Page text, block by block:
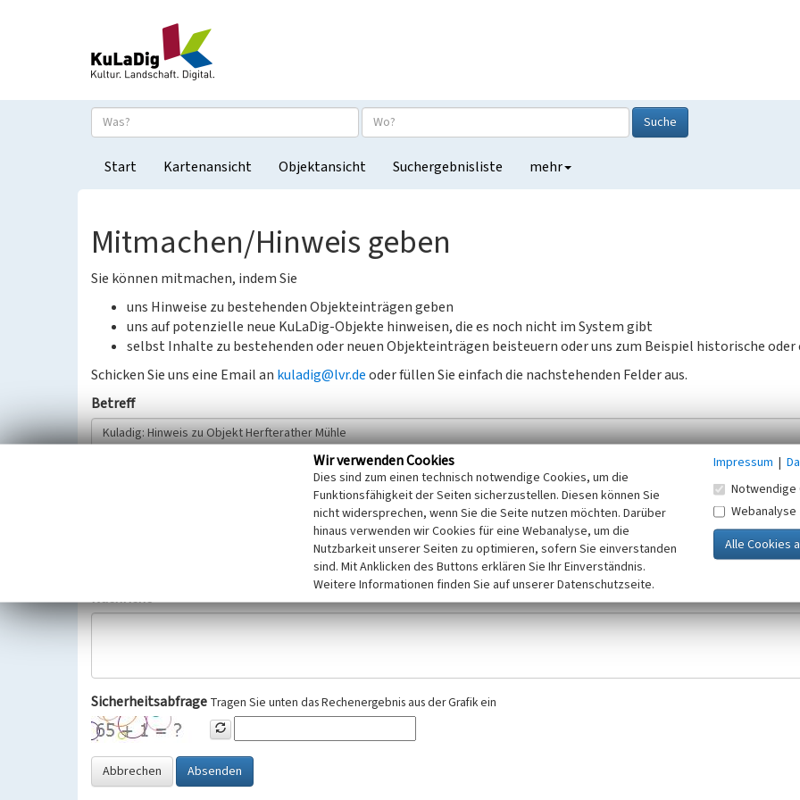
Suche
Start Kartenansicht Objektansicht Suchergebnisliste mehr
Mitmachen/Hinweis geben
Sie können mitmachen, indem Sie
uns Hinweise zu bestehenden Objekteinträgen geben
uns auf potenzielle neue KuLaDig-Objekte hinweisen, die es noch nicht im System gibt
selbst Inhalte zu bestehenden oder neuen Objekteinträgen beisteuern oder uns zum Beispiel historische oder
Schicken Sie uns eine Email an kuladig@lvr.deoder füllen Sie einfach die nachstehenden Felder aus.
Betreff
Wir bitten Sie um freiwillige Angabe Ihres Namens und Ihrer E-Mail-Adresse. Ihre Angaben werden ausschließlich im Rahmen der KuLaDig-
Selbstverständlich werden diese entsprechend der Vorschriften des Telemediengesetzes, des Datenschutzgesetzes NRW und der seit
Datenschutzgrundverordnung (EU-DSGVO) vertraulich behandelt, beachten Sie bitte unsere Hinweise zumDatenschutz
Nachricht
Sicherheitsabfrage Tragen Sie unten das Rechenergebnis aus der Grafik ein
Abbrechen Absenden
Wir verwenden Cookies
Dies sind zum einen technisch notwendige Cookies, um die
Funktionsfähigkeit der Seiten sicherzustellen. Diesen können Sie
nicht widersprechen, wenn Sie die Seite nutzen möchten. Darüber
hinaus verwenden wir Cookies für eine Webanalyse, um die
Nutzbarkeit unserer Seiten zu optimieren, sofern Sie einverstanden
sind. Mit Anklicken des Buttons erklären Sie Ihr Einverständnis.
Weitere Informationen finden Sie auf unserer Datenschutzseite.
Impressum |
Notwendige
Webanalyse